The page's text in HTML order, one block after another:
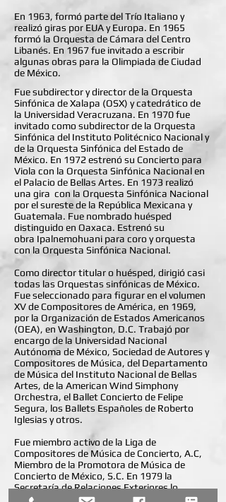
En 1963, formó parte del Trío Italiano y
realizó giras por EUA y Europa. En 1965
formó la Orquesta de Cámara del Centro
Libanés. En 1967 fue invitado a escribir
algunas obras para la Olimpiada de Ciudad
de México.
Fue subdirector y director de la Orquesta
Sinfónica de Xalapa (OSX) y catedrático de
la Universidad Veracruzana. En 1970 fue
invitado como subdirector de la Orquesta
Sinfónica del Instituto Politécnico Nacional y
de la Orquesta Sinfónica del Estado de
México. En 1972 estrenó su Concierto para
Viola con la Orquesta Sinfónica Nacional en
el Palacio de Bellas Artes. En 1973 realizó
una gira con la Orquesta Sinfónica Nacional
por el sureste de la República Mexicana y
Guatemala. Fue nombrado huésped
distinguido en Oaxaca. Estrenó su
obra Ipalnemohuani para coro y orquesta
con la Orquesta Sinfónica Nacional.
Como director titular o huésped, dirigió casi
todas las Orquestas sinfónicas de México.
Fue seleccionado para figurar en el volumen
XV de Compositores de América, en 1969,
por la Organización de Estados Americanos
(OEA), en Washington, D.C. Trabajó por
encargo de la Universidad Nacional
Autónoma de México, Sociedad de Autores y
Compositores de Música, del Departamento
de Música del Instituto Nacional de Bellas
Artes, de la American Wind Simphony
Orchestra, el Ballet Concierto de Felipe
Segura, los Ballets Españoles de Roberto
Iglesias y otros.
Fue miembro activo de la Liga de
Compositores de Música de Concierto, A.C,
Miembro de la Promotora de Música de
Concierto de México, S.C. En 1979 la
Secretaría de Relaciones Exteriores lo
distinguió con la presea Águila de Tlatelolco,